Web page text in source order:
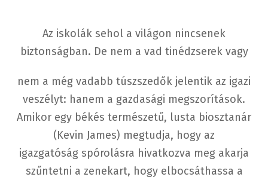
Az iskolák sehol a világon nincsenek
biztonságban. De nem a vad tinédzserek vagy
nem a még vadabb túszszedők jelentik az igazi
veszélyt: hanem a gazdasági megszorítások.
Amikor egy békés természetű, lusta biosztanár
(Kevin James) megtudja, hogy az
igazgatóság spórolásra hivatkozva meg akarja
szűntetni a zenekart, hogy elbocsáthassa a